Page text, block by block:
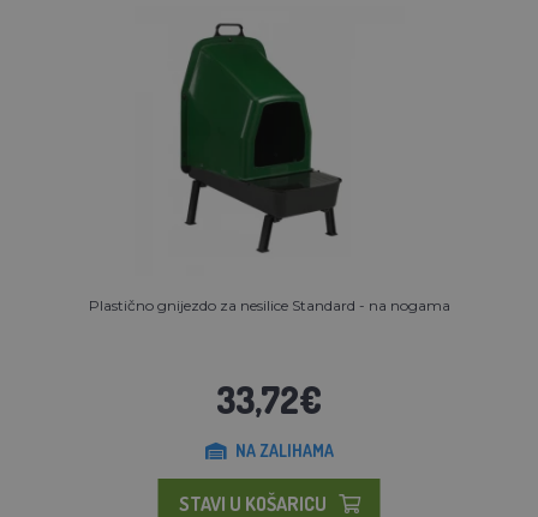
Plastično gnijezdo za nesilice Standard - na nogama
33,72€
NA ZALIHAMA
STAVI U KOŠARICU